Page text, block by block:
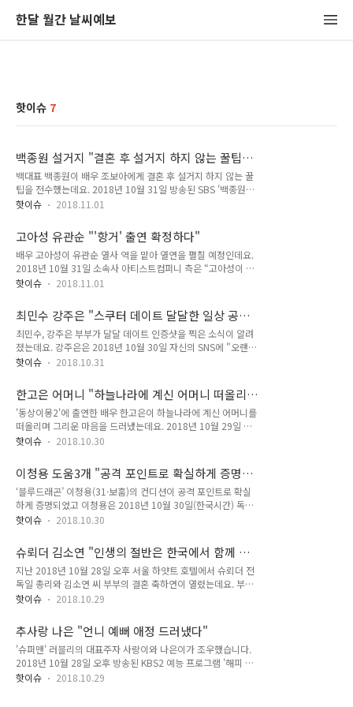
한달 월간 날씨예보
핫이슈 7
백종원 설거지 "결혼 후 설거지 하지 않는 꿀팁
전수하다"
백대표 백종원이 배우 조보아에게 결혼 후 설거지 하지 않는 꿀
팁을 전수했는데요. 2018년 10월 31일 방송된 SBS '백종원의
골목식당'에서는 성내동 만화거리에 위치한 국숫집이 본격적인
파에 홀 담당을 자처했고 조보아는 뒷정리를 위해 투입되었고 조
보아는 국숫집 테이블 정리와 함께 설거지를 하기 시작했는데요.
국숫집 사장님은 "우리집에서 설거지를 다 한다"며 고마운 듯
미안한 마음을 내비쳤고 조보아는 "집에서도 매일 한다"고 반응
했습니다. 백종원은 "결혼하고 설거지 안 하려면 어떻게 하면 되
자신의 나이 차를 연상케 했습니다. 2018년 11월 1일 백종원 설
거지가 실시간 인기 검..
핫이슈 2018.11.01
고아성 유관순 "'항거' 출연 확정하다"
배우 고아성이 유관순 열사 역을 맡아 열연을 펼칠 예정인데요.
2018년 10월 31일 소속사 아티스트컴퍼니 측은 “고아성이 영
화 ‘항거’(감독 조민호)에 출연을 확정했다”고 밝혔습니다. 영화
으로 극중 유관순 열사 역을 맡게 됐는데요. 고아성은 최근 종영
한 OCN 드라마 ‘라이프 온 마스’를 통해 연기력을 입증해 보인
바 있습니다. 고아성의 차기작에도 많은 관심이 쏠리고 있는데
요. 한편, 영화 ‘항거’는 2018년 11월 내 크랭크인 예정입니다.
핫이슈 2018.11.01
최민수 강주은 "스쿠터 데이트 달달한 일상 공개
하다"
최민수, 강주은 부부가 달달 데이트 인증샷을 찍은 소식이 알려
졌는데요. 강주은은 2018년 10월 30일 자신의 SNS에 "오랜만
에 둘이서 스쿠터를 타고 순두부 먹으러 나갔네"라고 썼습니다.
돌아와 두툼한 외투를 입고 스쿠터를 잘잘거리며 식당에 갔
네"라고 전달했는데요. 또 "기온이 뚝 떨어진 저녁이 낯설지만
그래서 훈훈함 가득한 순두부가 더욱 고맙네"라는 글과 함께 사
진을 올렸고 최민수 강주은 부부가 달달 데이트 인증샷을 찍은
소식이 알려졌습니다. 강주은은 2018년 10월 30일 자신의
네"라고 썼고 이어 "근데 어휴~ 날씨가 너무 쌀쌀해져서 다시 집
에 돌아와 두툼한 외투를 입고 스..
핫이슈 2018.10.31
한고은 어머니 "하늘나라에 계신 어머니 떠올리
며 그리운 마음 드러내다"
'동상이몽2'에 출연한 배우 한고은이 하늘나라에 계신 어머니를
떠올리며 그리운 마음을 드러냈는데요. 2018년 10월 29일 방
송된 SBS 예능프로그램 '동상이몽-너는 내 운명'(이하 '동상이몽
은 생일을 맞이한 시어머니를 위해 케이크와 선물 등 정성 가득
한 이벤트를 준비하였고 이에 시어머니는 크게 감동했고, "우리
집에선 한고은만 잘되면 다 잘되는 거다"라며 남다른 며느리 사
랑을 보였습니다. 한고은은 "나를 위해 기도를 해주는 사람이 있
다는 게 너무 좋다. 어머니가 떠나고 남편에게 '이제 날 위해 기
주신다고 했을 때 마음이 너무 찡했다"고 털어놨는데요. 신영수
는 장모님 칠순 잔치를 ..
핫이슈 2018.10.30
이청용 도움3개 "공격 포인트로 확실하게 증명하
다"
‘블루드래곤’ 이청용(31·보훔)의 컨디션이 공격 포인트로 확실
하게 증명되었고 이청용은 2018년 10월 30일(한국시간) 독일
보훔 루르슈타디온에서 열린 2018~2019시즌 독일 분데스리가
릭’을 해내면서 팀의 3-3 무승부를 견인했는데요. 잉글랜드 프리
미어리그 크리스털 팰리스를 떠나 올 여름 보훔에 안착한 그는
경기 출전 시간을 늘리면서 부활의 날갯짓을 하고 있으며 4경기
연속 선발로 나선 그는 팀이 0-1로 뒤진 전반 35분 시즌 첫 공격
포인트를 올렸고 페널티박스 왼쪽에서 중앙으로 달려든 로베르
뜨렸습니다. 후반에도 이청용의 발끝에서 두 골이 나왔고 후반 9
분 상대 골키퍼 필립 ..
핫이슈 2018.10.30
슈뢰더 김소연 "인생의 절반은 한국에서 함께 살
겠다"
지난 2018년 10월 28일 오후 서울 하얏트 호텔에서 슈뢰더 전
독일 총리와 김소연 씨 부부의 결혼 축하연이 열렸는데요. 부부
는 앞서 지난 2018년 10월 5일에도 베를린의 최고급 호텔인 아
구, 김황식, 정운천 전 국무총리와 박원순 서울 시장, 차범근 전
축구대표팀 감독 등 각계 인사 400여 명이 참석했는데요. 특히
결혼식이 시작된 후 김소연 씨는 시를 낭송하면서 울먹였고 슈뢰
더 총리도 눈물을 훔쳐 감동을 자아냈습니다. 또한 축하연이 진
행되는 동안 슈뢰더 전 총리는 김소연 씨와 한국에 대한 애정을
핫이슈 2018.10.29
추사랑 나은 "언니 예뻐 애정 드러냈다"
'슈퍼맨' 러블리의 대표주자 사랑이와 나은이가 조우했습니다.
2018년 10월 28일 오후 방송된 KBS2 예능 프로그램 '해피 선
데이-슈퍼맨이 돌아왔다'(이하 '슈퍼맨')는 5주년 특집으로 '한라
핫이슈 2018.10.29